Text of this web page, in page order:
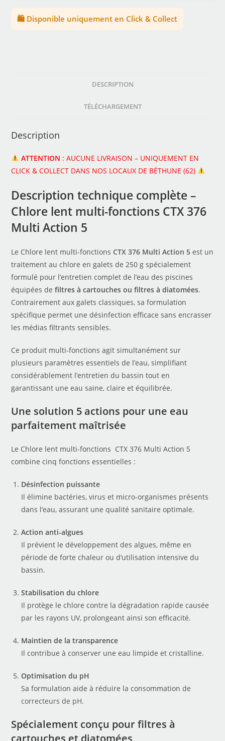
🛍️ Disponible uniquement en Click & Collect
DESCRIPTION
TÉLÉCHARGEMENT
Description
ATTENTION : AUCUNE LIVRAISON – UNIQUEMENT EN
CLICK & COLLECT DANS NOS LOCAUX DE BÉTHUNE (62)
Description technique complète –
Chlore lent multi-fonctions CTX 376
Multi Action 5
Le Chlore lent multi-fonctions CTX 376 Multi Action 5 est un
traitement au chlore en galets de 250 g spécialement
formulé pour l’entretien complet de l’eau des piscines
équipées defiltres à cartouches ou filtres à diatomées.
Contrairement aux galets classiques, sa formulation
spécifique permet une désinfection efficace sans encrasser
les médias filtrants sensibles.
Ce produit multi-fonctions agit simultanément sur
plusieurs paramètres essentiels de l’eau, simplifiant
considérablement l’entretien du bassin tout en
garantissant une eau saine, claire et équilibrée.
Une solution 5 actions pour une eau
parfaitement maîtrisée
Le Chlore lent multi-fonctions CTX 376 Multi Action 5
combine cinq fonctions essentielles :
Désinfection puissante
Il élimine bactéries, virus et micro-organismes présents
dans l’eau, assurant une qualité sanitaire optimale.
Action anti-algues
Il prévient le développement des algues, même en
période de forte chaleur ou d’utilisation intensive du
bassin.
Stabilisation du chlore
Il protège le chlore contre la dégradation rapide causée
par les rayons UV, prolongeant ainsi son efficacité.
Maintien de la transparence
Il contribue à conserver une eau limpide et cristalline.
Optimisation du pH
Sa formulation aide à réduire la consommation de
correcteurs de pH.
Spécialement conçu pour filtres à
cartouches et diatomées